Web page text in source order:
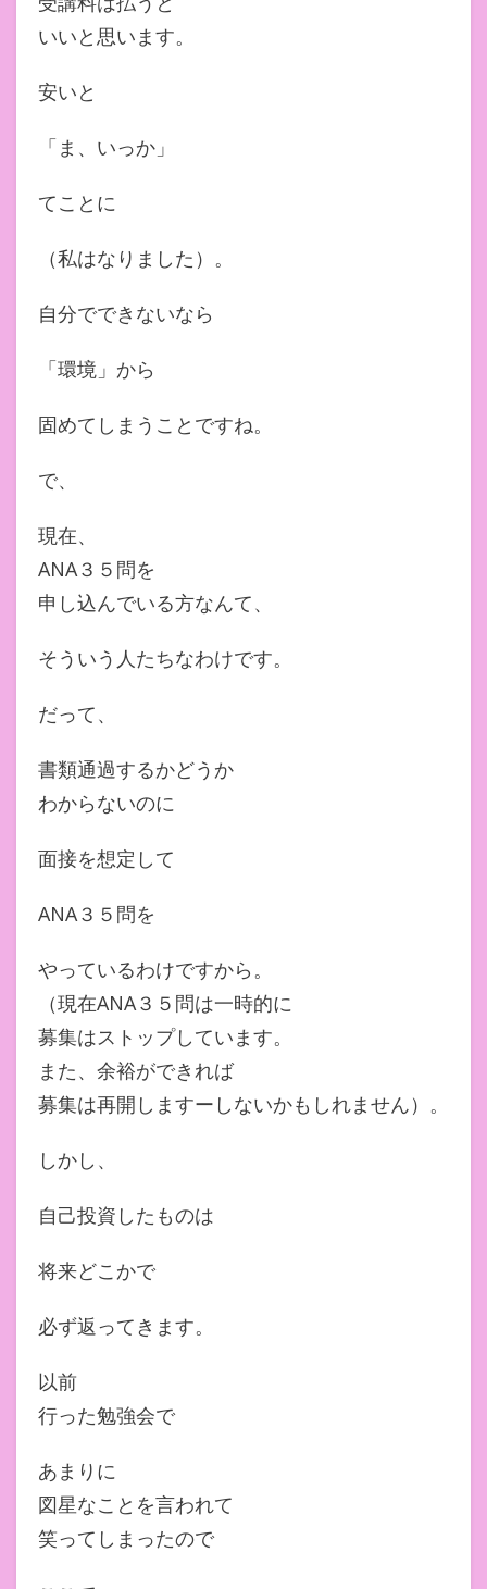
いいと思います。
安いと
「ま、いっか」
てことに
（私はなりました）。
自分でできないなら
「環境」から
固めてしまうことですね。
で、
現在、
ANA３５問を
申し込んでいる方なんて、
そういう人たちなわけです。
だって、
書類通過するかどうか
わからないのに
面接を想定して
ANA３５問を
やっているわけですから。
（現在ANA３５問は一時的に
募集はストップしています。
また、余裕ができれば
募集は再開しますーしないかもしれません）。
しかし、
自己投資したものは
将来どこかで
必ず返ってきます。
以前
行った勉強会で
あまりに
図星なことを言われて
笑ってしまったので